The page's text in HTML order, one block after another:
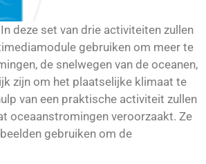
deze set van drie activiteiten zullen
gebruiken om meer te
de snelwegen van de oceanen,
zijn om het plaatselijke klimaat te
van een praktische activiteit zullen
oceaanstromingen veroorzaakt. Ze
gebruiken om de